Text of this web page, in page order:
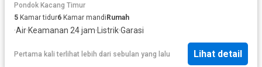
Pondok Kacang Timur
5 Kamar tidur6 Kamar mandiRumah
·Air·Keamanan 24 jam· Listrik·Garasi
Pertama kali terlihat lebih dari sebulan yang lalu Lihat detail